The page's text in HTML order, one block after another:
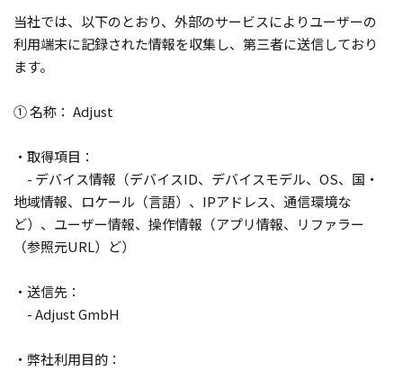
当社では、以下のとおり、外部のサービスによりユーザーの
利用端末に記録された情報を収集し、第三者に送信しており
ます。
① 名称： Adjust
・取得項目：
- デバイス情報（デバイスID、デバイスモデル、OS、国・
地域情報、ロケール（言語）、IPアドレス、通信環境な
ど）、ユーザー情報、操作情報（アプリ情報、リファラー
（参照元URL）ど）
・送信先：
- Adjust GmbH
・弊社利用目的：